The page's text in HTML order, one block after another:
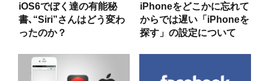
iOS6でぼく達の有能秘
書､“Siri”さんはどう変わ
ったのか？
iPhoneをどこかに忘れて
からでは遅い「iPhoneを
探す」の設定について